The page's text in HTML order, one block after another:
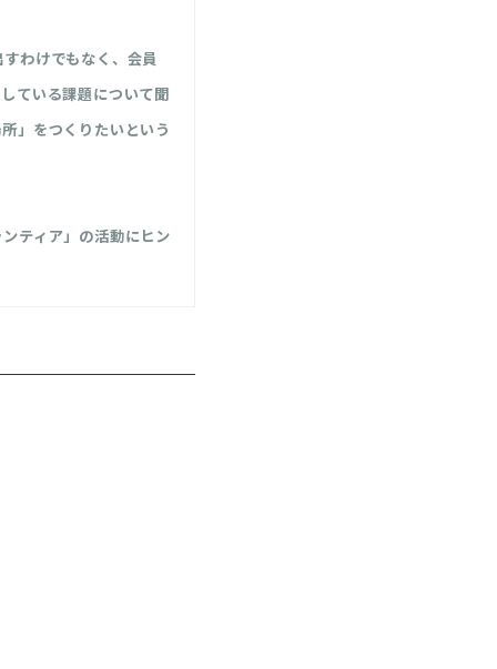
わけでもなく、会員
ている課題について聞
」をつくりたいという
ティア」の活動にヒン